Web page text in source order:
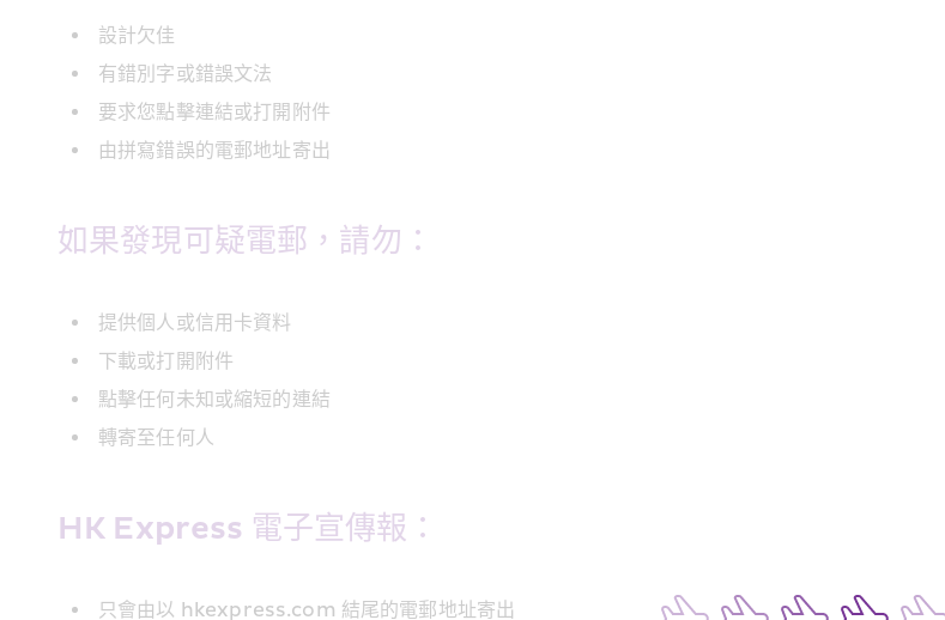
設計欠佳
有錯別字或錯誤文法
要求您點擊連結或打開附件
由拼寫錯誤的電郵地址寄出
如果發現可疑電郵，請勿：
提供個人或信用卡資料
下載或打開附件
點擊任何未知或縮短的連結
轉寄至任何人
HK Express 電子宣傳報：
只會由以 hkexpress.com 結尾的電郵地址寄出